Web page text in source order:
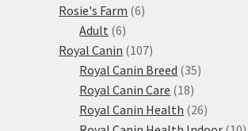
Rosie's Farm 66
Adult 66
produktů
Royal Canin 107107
produktů
Royal Canin Breed 3535
Royal Canin Care 1818
produktů
Royal Canin Health 2626